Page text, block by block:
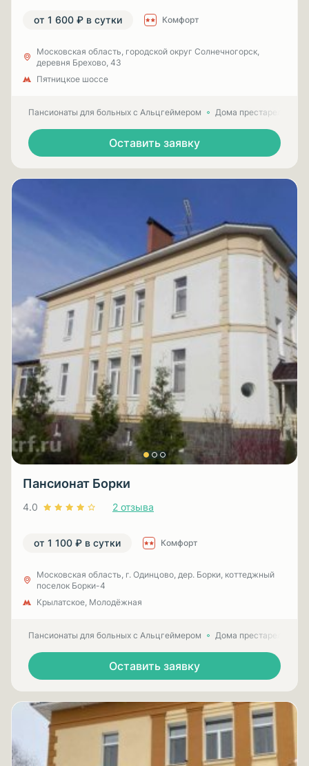
от 1 600 ₽ в сутки Комфорт
Московская область, городской округ Солнечногорск,
деревня Брехово, 43
Пятницкое шоссе
Пансионаты для больных с Альцгеймером Дома престарелых
Оставить заявку
Пансионат Борки
4.0 2 отзыва
от 1 100 ₽ в сутки Комфорт
Московская область, г. Одинцово, дер. Борки, коттеджный
поселок Борки-4
Крылатское, Молодёжная
Пансионаты для больных с Альцгеймером Дома престарелых
Оставить заявку